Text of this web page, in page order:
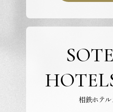
相鉄ホテ